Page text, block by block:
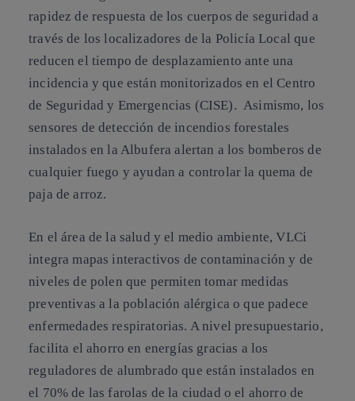
rapidez de respuesta de los cuerpos de seguridad a
través de los localizadores de la Policía Local que
reducen el tiempo de desplazamiento ante una
incidencia y que están monitorizados en el Centro
de Seguridad y Emergencias (CISE). Asimismo, los
sensores de detección de incendios forestales
instalados en la Albuferaalertan a los bomberos de
cualquier fuego y ayudan a controlar la quema de
paja de arroz.
En el área de la salud y el medio ambiente, VLCi
integra mapas interactivos decontaminación y de
niveles de polen que permiten tomar medidas
preventivas a la población alérgica o que padece
enfermedades respiratorias. A nivel presupuestario,
facilita el ahorro en energías gracias a los
reguladores de alumbrado que están instalados en
el 70% de las farolas de la ciudad oel ahorro de